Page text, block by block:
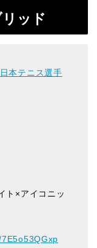
ッド
本テニス選手
ト×アイコニッ